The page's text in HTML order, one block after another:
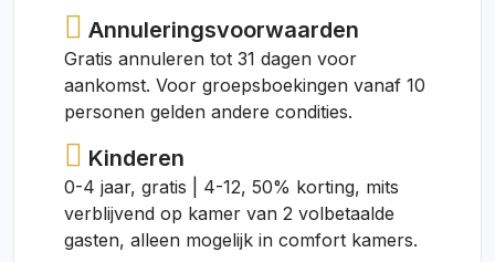
Annuleringsvoorwaarden
Gratis annuleren tot 31 dagen voor
aankomst. Voor groepsboekingen vanaf 10
personen gelden andere condities.
Kinderen
0-4 jaar, gratis | 4-12, 50% korting, mits
verblijvend op kamer van 2 volbetaalde
gasten, alleen mogelijk in comfort kamers.